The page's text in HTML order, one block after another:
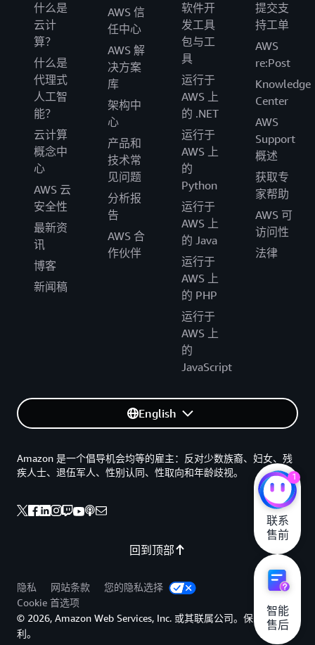
什么是
云计
算？
什么是
代理式
人工智
能？
云计算
概念中
心
AWS 云
安全性
最新资
讯
博客
新闻稿
AWS 信
任中心
AWS 解
决方案
库
架构中
心
产品和
技术常
见问题
分析报
告
AWS 合
作伙伴
软件开
发工具
包与工
具
运行于
AWS 上
的 .NET
运行于
AWS 上
的
Python
运行于
AWS 上
的 Java
运行于
AWS 上
的 PHP
运行于
AWS 上
的
JavaScript
提交支
持工单
AWS
re:Post
Knowledge
Center
AWS
Support
概述
获取专
家帮助
AWS 可
访问性
法律
English
回到顶部
Amazon 是一个倡导机会均等的雇主：反对少数族裔、妇女、残
疾人士、退伍军人、性别认同、性取向和年龄歧视。
隐私 网站条款
您的隐私选择
Cookie 首选项
© 2026, Amazon Web Services, Inc. 或其联属公司。保留所有权
利。
1
联系
售前
智能
售后